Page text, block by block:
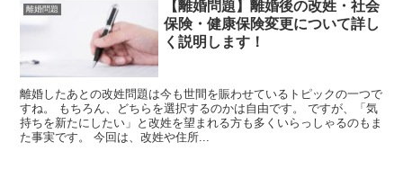
離婚問題
【離婚問題】離婚後の改姓・社会
保険・健康保険変更について詳し
く説明します！
離婚したあとの改姓問題は今も世間を賑わせているトピックの一つで
すね。 もちろん、どちらを選択するのかは自由です。 ですが、「気
持ちを新たにしたい」と改姓を望まれる方も多くいらっしゃるのもま
た事実です。 今回は、改姓や住所...